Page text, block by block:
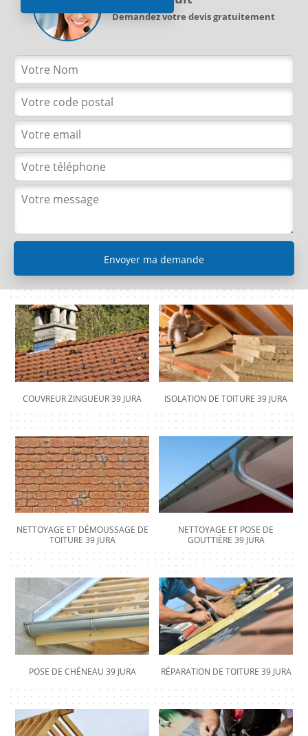
Demandez votre devis gratuitement
COUVREUR ZINGUEUR 39 JURA ISOLATION DE TOITURE 39 JURA
NETTOYAGE ET DÉMOUSSAGE DE
TOITURE 39 JURA
NETTOYAGE ET POSE DE
GOUTTIÈRE 39 JURA
POSE DE CHÉNEAU 39 JURA RÉPARATION DE TOITURE 39 JURA